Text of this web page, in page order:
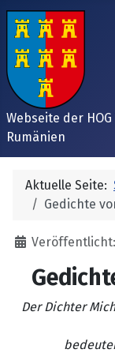
Webseite der
Rumänien
Aktuelle Seite:
Gedichte
Details
Der Dichter